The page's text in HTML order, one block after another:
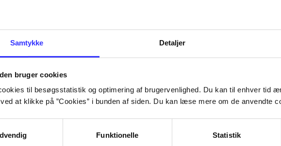
Samtykke Detaljer
bruger cookies
til besøgsstatistik og optimering af brugervenlighed. Du kan til enhver tid
at klikke på ”Cookies” i bunden af siden. Du kan læse mere om de anvendte
Funktionelle Statistik